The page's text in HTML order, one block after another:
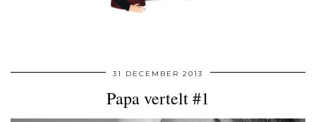
31 DECEMBER 2013
Papa vertelt #1